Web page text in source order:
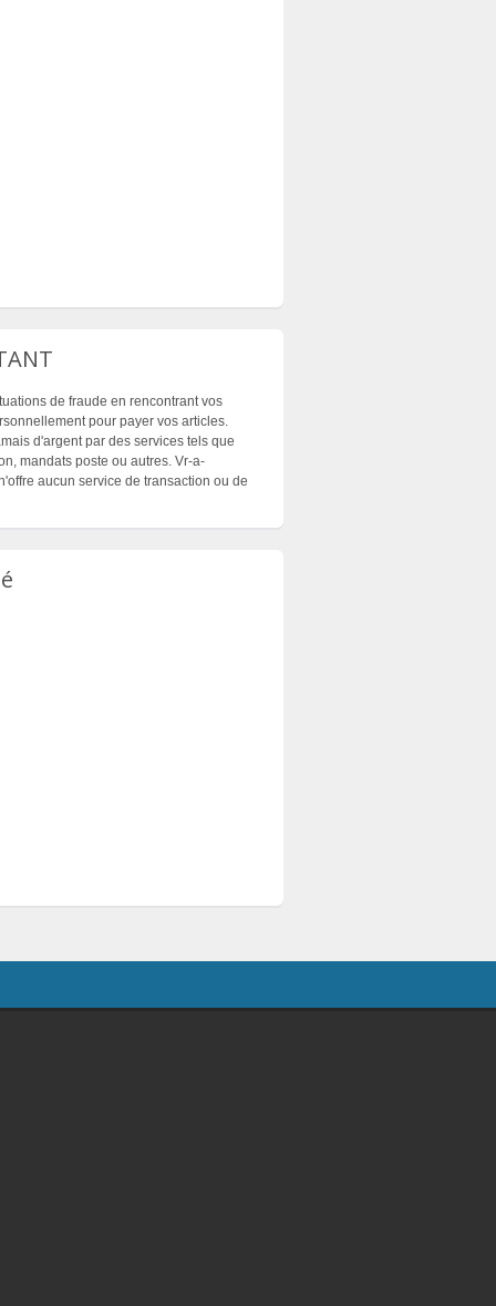
de fraude en rencontrant vos
pour payer vos articles.
d'argent par des services tels que
mandats poste ou autres. Vr-a-
aucun service de transaction ou de